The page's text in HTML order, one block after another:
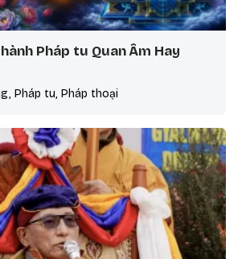
Pháp tu Quan Âm Hay
Pháp tu, Pháp thoại